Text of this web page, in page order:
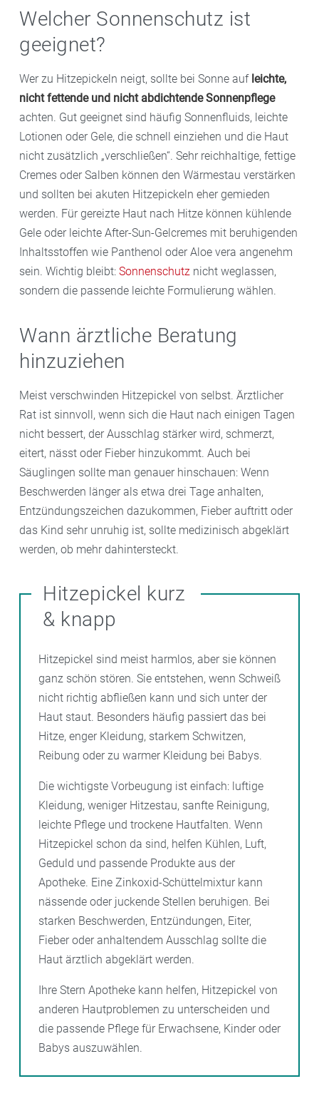
Welcher Sonnenschutz ist
geeignet?
Wer zu Hitzepickeln neigt, sollte bei Sonne auf leichte,
nicht fettende und nicht abdichtende Sonnenpflege
achten. Gut geeignet sind häufig Sonnenfluids, leichte
Lotionen oder Gele, die schnell einziehen und die Haut
nicht zusätzlich „verschließen“. Sehr reichhaltige, fettige
Cremes oder Salben können den Wärmestau verstärken
und sollten bei akuten Hitzepickeln eher gemieden
werden. Für gereizte Haut nach Hitze können kühlende
Gele oder leichte After-Sun-Gelcremes mit beruhigenden
Inhaltsstoffen wie Panthenol oder Aloe vera angenehm
sein. Wichtig bleibt: Sonnenschutz nicht weglassen,
sondern die passende leichte Formulierung wählen.
Wann ärztliche Beratung
hinzuziehen
Meist verschwinden Hitzepickel von selbst. Ärztlicher
Rat ist sinnvoll, wenn sich die Haut nach einigen Tagen
nicht bessert, der Ausschlag stärker wird, schmerzt,
eitert, nässt oder Fieber hinzukommt. Auch bei
Säuglingen sollte man genauer hinschauen: Wenn
Beschwerden länger als etwa drei Tage anhalten,
Entzündungszeichen dazukommen, Fieber auftritt oder
das Kind sehr unruhig ist, sollte medizinisch abgeklärt
werden, ob mehr dahintersteckt.
Hitzepickel kurz
& knapp
Hitzepickel sind meist harmlos, aber sie können
ganz schön stören. Sie entstehen, wenn Schweiß
nicht richtig abfließen kann und sich unter der
Haut staut. Besonders häufig passiert das bei
Hitze, enger Kleidung, starkem Schwitzen,
Reibung oder zu warmer Kleidung bei Babys.
Die wichtigste Vorbeugung ist einfach: luftige
Kleidung, weniger Hitzestau, sanfte Reinigung,
leichte Pflege und trockene Hautfalten. Wenn
Hitzepickel schon da sind, helfen Kühlen, Luft,
Geduld und passende Produkte aus der
Apotheke. Eine Zinkoxid-Schüttelmixtur kann
nässende oder juckende Stellen beruhigen. Bei
starken Beschwerden, Entzündungen, Eiter,
Fieber oder anhaltendem Ausschlag sollte die
Haut ärztlich abgeklärt werden.
Ihre Stern Apotheke kann helfen, Hitzepickel von
anderen Hautproblemen zu unterscheiden und
die passende Pflege für Erwachsene, Kinder oder
Babys auszuwählen.